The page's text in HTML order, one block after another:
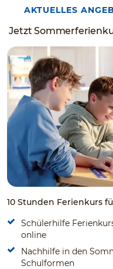
AKTUELLES
Jetzt
10 Stunden Ferienkurs
Schülerhilfe
online
Nachhilfe in den
Schulformen